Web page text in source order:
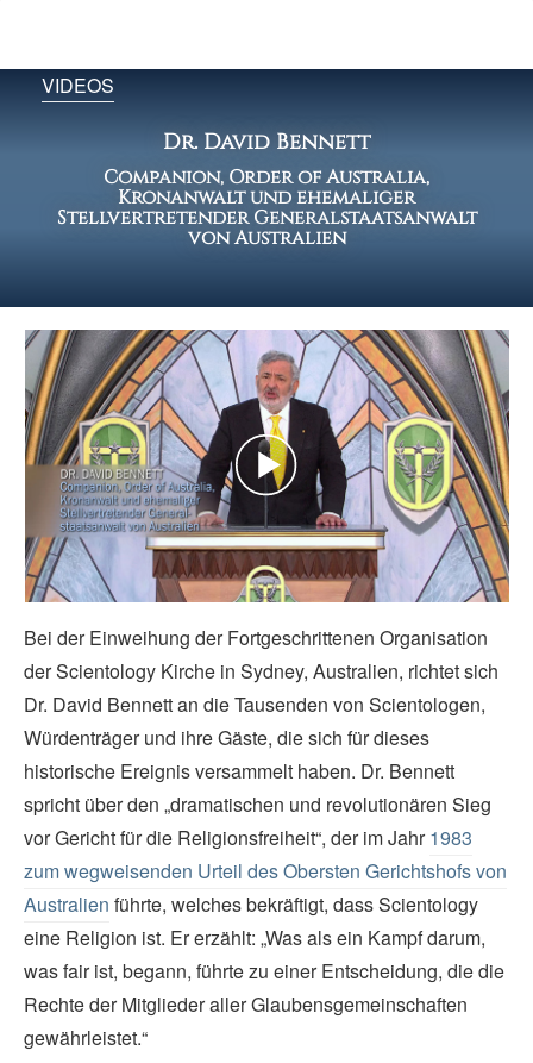
VIDEOS
Dr. David Bennett
Companion, Order of Australia,
Kronanwalt und ehemaliger
Stellvertretender Generalstaatsanwalt
von Australien
Play
Video
Bei der Einweihung der Fortgeschrittenen Organisation
der Scientology Kirche in Sydney, Australien, richtet sich
Dr. David Bennett an die Tausenden von Scientologen,
Würdenträger und ihre Gäste, die sich für dieses
historische Ereignis versammelt haben. Dr. Bennett
spricht über den „dramatischen und revolutionären Sieg
vor Gericht für die Religionsfreiheit“, der im Jahr1983
zum wegweisenden Urteil des Obersten Gerichtshofs von
Australien führte, welches bekräftigt, dass Scientology
eine Religion ist. Er erzählt: „Was als ein Kampf darum,
was fair ist, begann, führte zu einer Entscheidung, die die
Rechte der Mitglieder aller Glaubensgemeinschaften
gewährleistet.“